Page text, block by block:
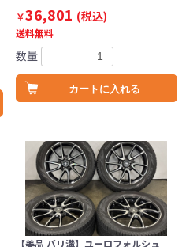
￥36,801 (税込)
送料無料
数量
カートに入れる
【美品 バリ溝】ユーロフォルシュ